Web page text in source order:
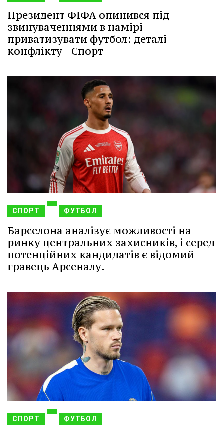
Президент ФІФА опинився під
звинуваченнями в намірі
приватизувати футбол: деталі
конфлікту - Спорт
СПОРТ ФУТБОЛ
Барселона аналізує можливості на
ринку центральних захисників, і серед
потенційних кандидатів є відомий
гравець Арсеналу.
СПОРТ ФУТБОЛ